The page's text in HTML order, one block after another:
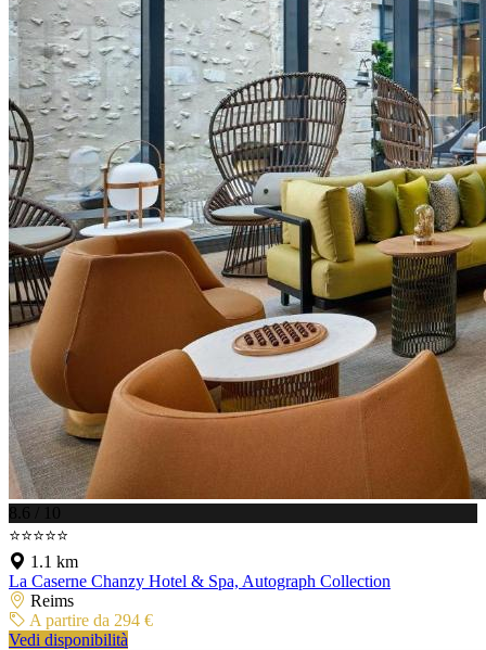
8.6 / 10
⭐⭐⭐⭐⭐
1.1 km
La Caserne Chanzy Hotel & Spa, Autograph Collection
Reims
A partire da 294 €
Vedi disponibilità